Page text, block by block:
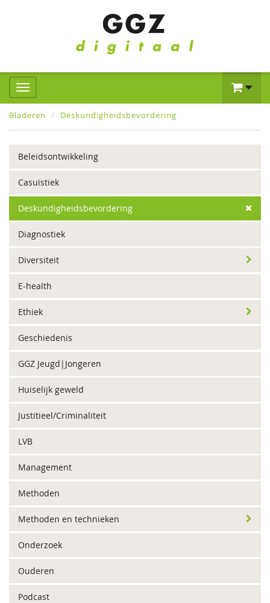
Bladeren Deskundigheidsbevordering
Beleidsontwikkeling
Casuïstiek
Deskundigheidsbevordering
Diagnostiek
Diversiteit
E-health
Ethiek
Geschiedenis
GGZ Jeugd|Jongeren
Huiselijk geweld
Justitieel/Criminaliteit
LVB
Management
Methoden
Methoden en technieken
Onderzoek
Ouderen
Podcast